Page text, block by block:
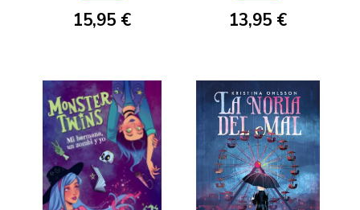
15,95 € 13,95 €